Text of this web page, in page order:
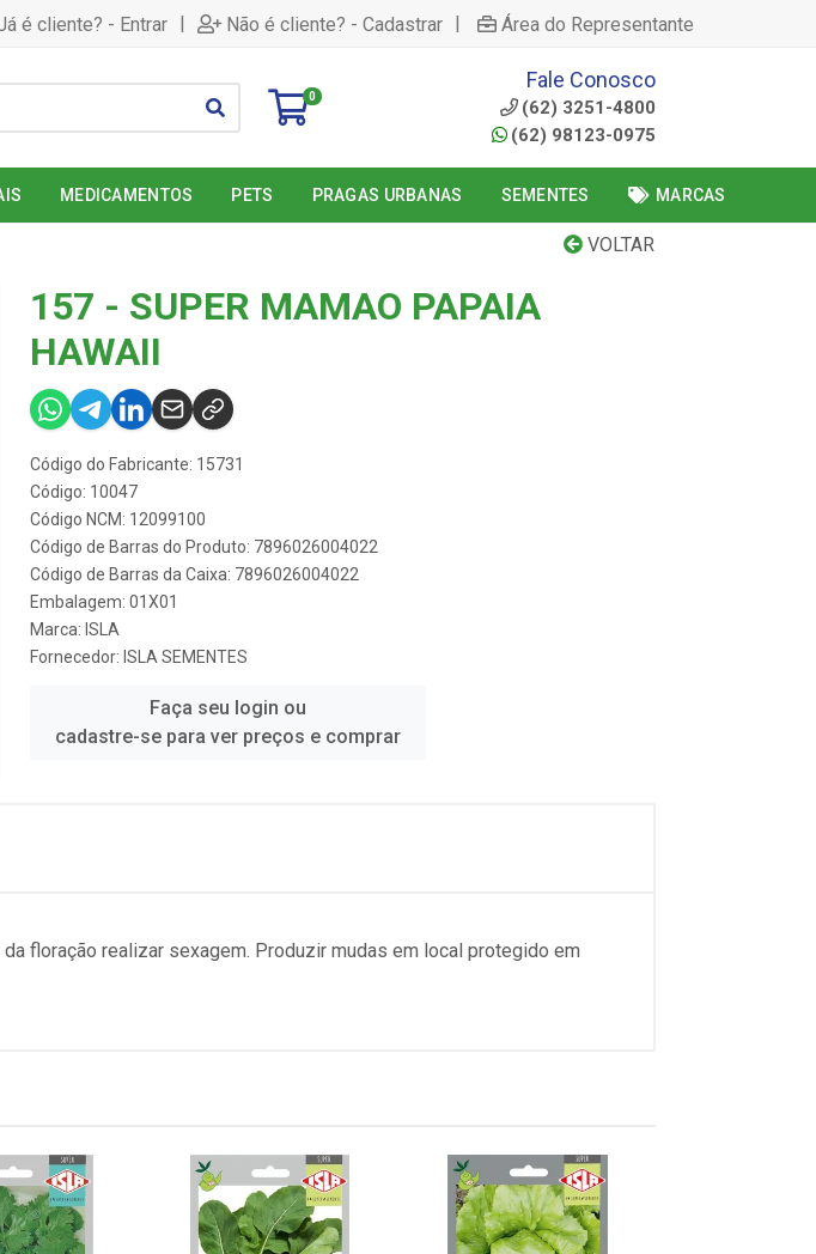
é cliente? - Entrar | Não é cliente? - Cadastrar | Área do Representante
0
Fale Conosco
(62) 3251-4800
(62) 98123-0975
MEDICAMENTOS PETS PRAGAS URBANAS SEMENTES MARCAS
VOLTAR
157 - SUPER MAMAO PAPAIA
HAWAII
Código do Fabricante: 15731
Código: 10047
Código NCM: 12099100
Código de Barras do Produto: 7896026004022
Código de Barras da Caixa: 7896026004022
Embalagem: 01X01
Marca: ISLA
Fornecedor: ISLA SEMENTES
Faça seu login ou
cadastre-se para ver preços e comprar
floração realizar sexagem. Produzir mudas em local protegido em